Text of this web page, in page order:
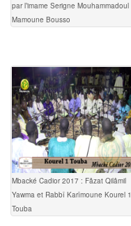
par l’imame Serigne Mouhammadoul
Mamoune Bousso
Mbacké Cadior 2017 : Fâzat Qilâmil
Yawma et Rabbî Karîmoune Kourel 1
Touba